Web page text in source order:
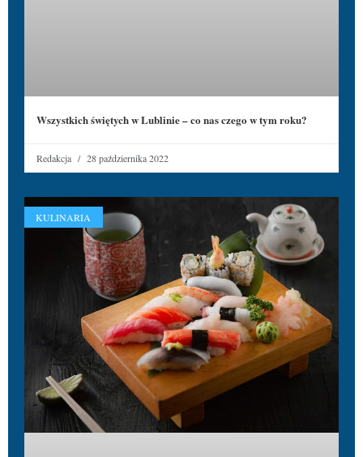
Wszystkich świętych w Lublinie – co nas czego w tym roku?
Redakcja 28 października 2022
KULINARIA